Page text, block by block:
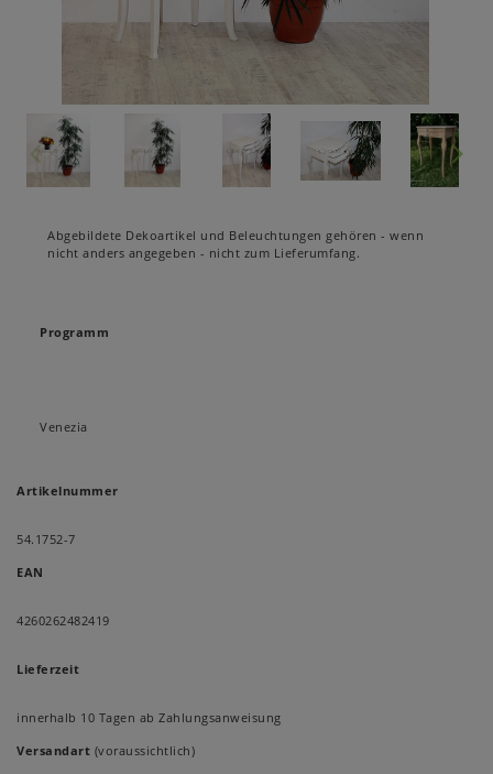
Abgebildete Dekoartikel und Beleuchtungen gehören - wenn
nicht anders angegeben - nicht zum Lieferumfang.
Programm
Venezia
Artikelnummer
54.1752-7
EAN
4260262482419
Lieferzeit
innerhalb 10 Tagen ab Zahlungsanweisung
Versandart (voraussichtlich)